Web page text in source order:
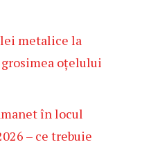
metalice la
oțelului
în locul
– ce trebuie